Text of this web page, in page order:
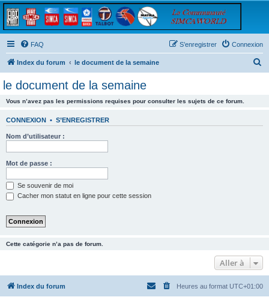
FAQ Connexion
S’enregistrer
Index du forum le document de la semaine
le document de la semaine
Vous n’avez pas les permissions requises pour consulter les sujets de ce forum.
CONNEXION • S’ENREGISTRER
Nom d’utilisateur :
Mot de passe :
Se souvenir de moi
Cacher mon statut en ligne pour cette session
Cette catégorie n’a pas de forum.
Aller à
Index du forum Heures au format UTC+01:00